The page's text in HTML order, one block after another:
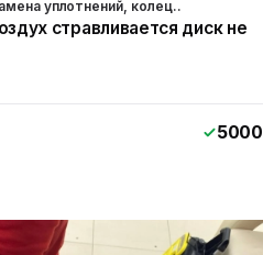
уплотнений, колец..
стравливается диск не
5000